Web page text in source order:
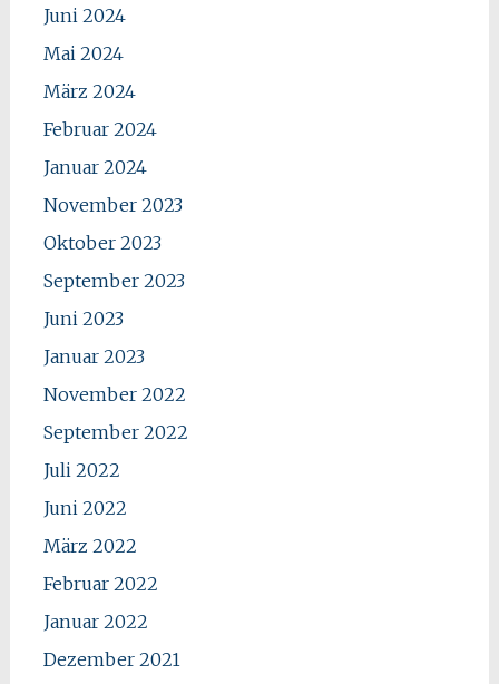
Juni 2024
Mai 2024
März 2024
Februar 2024
Januar 2024
November 2023
Oktober 2023
September 2023
Juni 2023
Januar 2023
November 2022
September 2022
Juli 2022
Juni 2022
März 2022
Februar 2022
Januar 2022
Dezember 2021